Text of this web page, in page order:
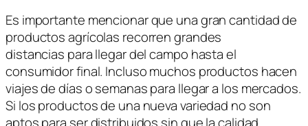
Es importante mencionar que una gran cantidad de
productos agrícolas recorren grandes
distancias para llegar del campo hasta el
consumidor final. Incluso muchos productos hacen
viajes de días o semanas para llegar a los mercados.
Si los productos de una nueva variedad no son